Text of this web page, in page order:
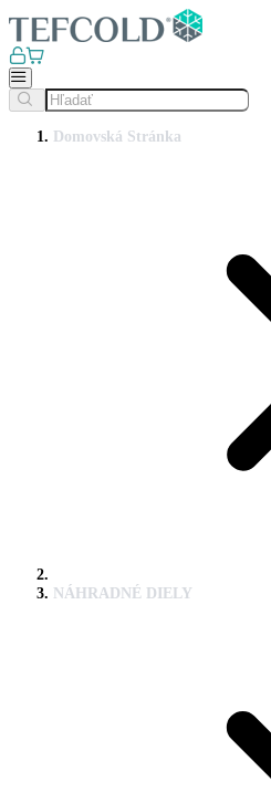
Domovská Stránka
NÁHRADNÉ DIELY